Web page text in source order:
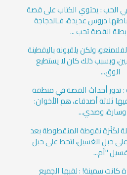
الحب : يحتوي الكتاب على قصة
دروس عديدة، فـالدجاجة
القصة تحب ...
ولكن يلقبونه باليقطينة
وبسبب ذلك كان لا يستطيع
الوق...
: تدور أحداث القصة في منطقة
ثلاثة أصدقاء، هم الأخوان:
وصدي...
لكَنْزة نقوطة المنقطوطة بعد
حبل الغسيل، لتحط على حبل
غسيل "أم...
كانت سمينة! : لقبها الجميع